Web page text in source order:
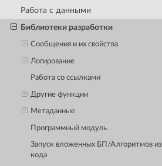
Работа с данными
Библиотеки разработки
Сообщения и их свойства
Логирование
Работа со ссылками
Другие функции
Метаданные
Программный модуль
Запуск вложенных БП/Алгоритмов из
кода